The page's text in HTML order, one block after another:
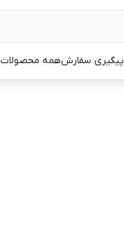
پیگیری سفارشهمه محصولات